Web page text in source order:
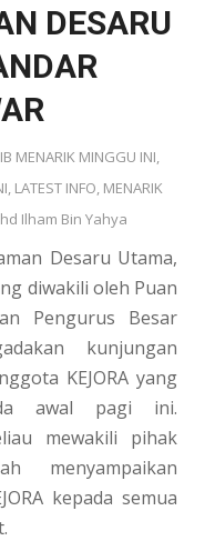
DESARU
MENARIK MINGGU INI,
, LATEST INFO, MENARIK
Ilham Bin Yahya
Desaru Utama,
diwakili oleh Puan
Pengurus Besar
kunjungan
KEJORA yang
awal pagi ini.
mewakili pihak
menyampaikan
kepada semua